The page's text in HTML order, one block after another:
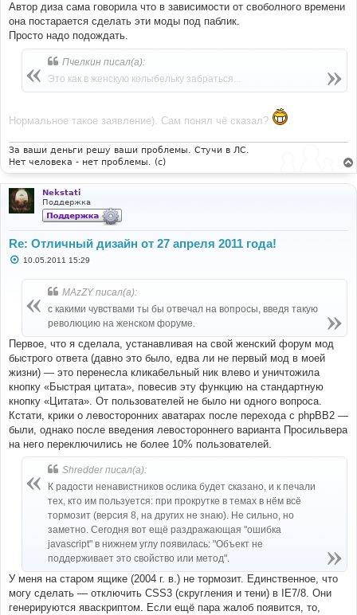
е
Автор диза сама говорила что в зависимости от своболного времени
она постарается сделать эти моды под паблик.
Просто надо подождать.
Пчелкин писал(а):
Это как в женскую колыбельку забраться...
Нормальное такое заявление). Сам понял чё сказал?
За ваши деньги решу ваши проблемы. Стучи в ЛС.
Нет человека - нет проблемы. (c)
Nekstati
Поддержка
Re: Отличный дизайн от 27 апреля 2011 года!
С
е
10.05.2011 15:29
MAzZY писал(а):
с какими чувствами ты бы отвечал на вопросы, введя такую
революцию на женском форуме.
Первое, что я сделала, устанавливая на свой женский форум мод
быстрого ответа (давно это было, едва ли не первый мод в моей
жизни) — это перенесла кликабельный ник влево и уничтожила
кнопку «Быстрая цитата», повесив эту функцию на стандартную
кнопку «Цитата». От пользователей не было ни одного вопроса.
Кстати, крики о левосторонних аватарах после перехода с phpBB2 —
были, однако после введения левостороннего варианта Просильвера
на него переключились не более 10% пользователей.
Shredder писал(а):
К радости ненавистников ослика будет сказано, и к печали
тех, кто им пользуется: при прокрутке в темах в нём всё
тормозит (версия 8, на других не знаю). Не сильно, но
заметно. Сегодня вот ещё раздражающая "ошибка
javascript" в нижнем углу появилась: "Объект не
поддерживает это свойство или метод".
У меня на старом ящике (2004 г. в.) не тормозит. Единственное, что
могу сделать — отключить CSS3 (скругления и тени) в IE7/8. Они
генерируются яваскриптом. Если ещё пара жалоб появится, то,